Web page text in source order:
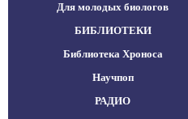
Для молодых биологов
БИБЛИОТЕКИ
Библиотека Хроноса
Научпоп
РАДИО